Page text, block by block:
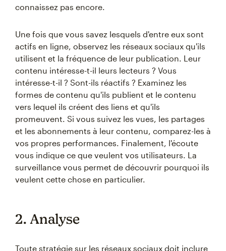
connaissez pas encore.
Une fois que vous savez lesquels d'entre eux sont
actifs en ligne, observez les réseaux sociaux qu'ils
utilisent et la fréquence de leur publication. Leur
contenu intéresse-t-il leurs lecteurs ? Vous
intéresse-t-il ? Sont-ils réactifs ? Examinez les
formes de contenu qu'ils publient et le contenu
vers lequel ils créent des liens et qu'ils
promeuvent. Si vous suivez les vues, les partages
et les abonnements à leur contenu, comparez-les à
vos propres performances. Finalement, l'écoute
vous indique ce que veulent vos utilisateurs. La
surveillance vous permet de découvrir pourquoi ils
veulent cette chose en particulier.
2. Analyse
Toute stratégie sur les réseaux sociaux doit inclure